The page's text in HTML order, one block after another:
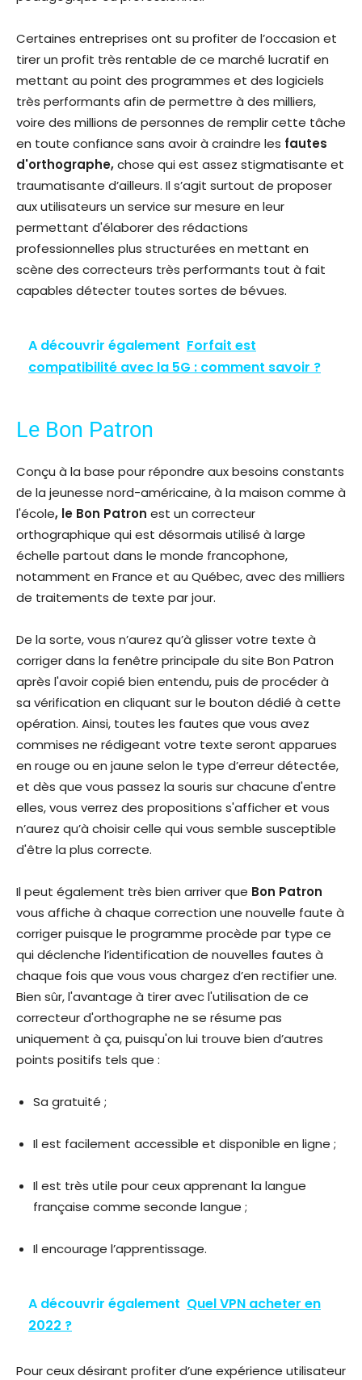
Certaines entreprises ont su profiter de l’occasion et
tirer un profit très rentable de ce marché lucratif en
mettant au point des programmes et des logiciels
très performants afin de permettre à des milliers,
voire des millions de personnes de remplir cette tâche
en toute confiance sans avoir à craindre les fautes
d'orthographe,chose qui est assez stigmatisante et
traumatisante d’ailleurs. Il s’agit surtout de proposer
aux utilisateurs un service sur mesure en leur
permettant d'élaborer des rédactions
professionnelles plus structurées en mettant en
scène des correcteurs très performants tout à fait
capables détecter toutes sortes de bévues.
A découvrir également Forfait est
compatibilité avec la 5G : comment savoir ?
Le Bon Patron
Conçu à la base pour répondre aux besoins constants
de la jeunesse nord-américaine, à la maison comme à
l'école, le Bon Patron est un correcteur
orthographique qui est désormais utilisé à large
échelle partout dans le monde francophone,
notamment en France et au Québec, avec des milliers
de traitements de texte par jour.
De la sorte, vous n’aurez qu’à glisser votre texte à
corriger dans la fenêtre principale du site Bon Patron
après l'avoir copié bien entendu, puis de procéder à
sa vérification en cliquant sur le bouton dédié à cette
opération. Ainsi, toutes les fautes que vous avez
commises ne rédigeant votre texte seront apparues
en rouge ou en jaune selon le type d’erreur détectée,
et dès que vous passez la souris sur chacune d'entre
elles, vous verrez des propositions s'afficher et vous
n’aurez qu’à choisir celle qui vous semble susceptible
d'être la plus correcte.
Il peut également très bien arriver que Bon Patron
vous affiche à chaque correction une nouvelle faute à
corriger puisque le programme procède par type ce
qui déclenche l’identification de nouvelles fautes à
chaque fois que vous vous chargez d’en rectifier une.
Bien sûr, l'avantage à tirer avec l'utilisation de ce
correcteur d'orthographe ne se résume pas
uniquement à ça, puisqu'on lui trouve bien d’autres
points positifs tels que :
Sa gratuité ;
Il est facilement accessible et disponible en ligne ;
Il est très utile pour ceux apprenant la langue
française comme seconde langue ;
Il encourage l’apprentissage.
A découvrir également Quel VPN acheter en
2022 ?
Pour ceux désirant profiter d’une expérience utilisateur